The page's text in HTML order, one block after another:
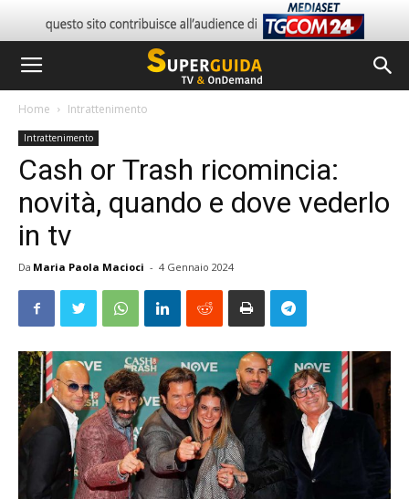
Home Intrattenimento
Intrattenimento
Cash or Trash ricomincia:
novità, quando e dove vederlo
in tv
Da Maria Paola Macioci - 4 Gennaio 2024